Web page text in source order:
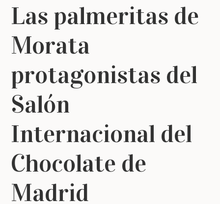
Las palmeritas de
Morata
protagonistas del
Salón
Internacional del
Chocolate de
Madrid